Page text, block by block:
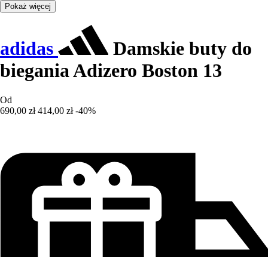
Pokaż więcej
adidas
Damskie buty do
biegania Adizero Boston 13
Od
690,00 zł 414,00 zł -40%